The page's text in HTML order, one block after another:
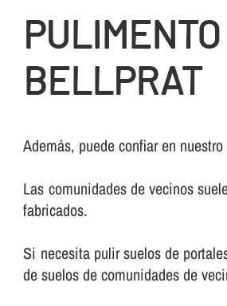
BELLPRAT
Además, puede confiar en
Las comunidades de vecinos
fabricados.
Si necesita pulir suelos de
de suelos de comunidades de